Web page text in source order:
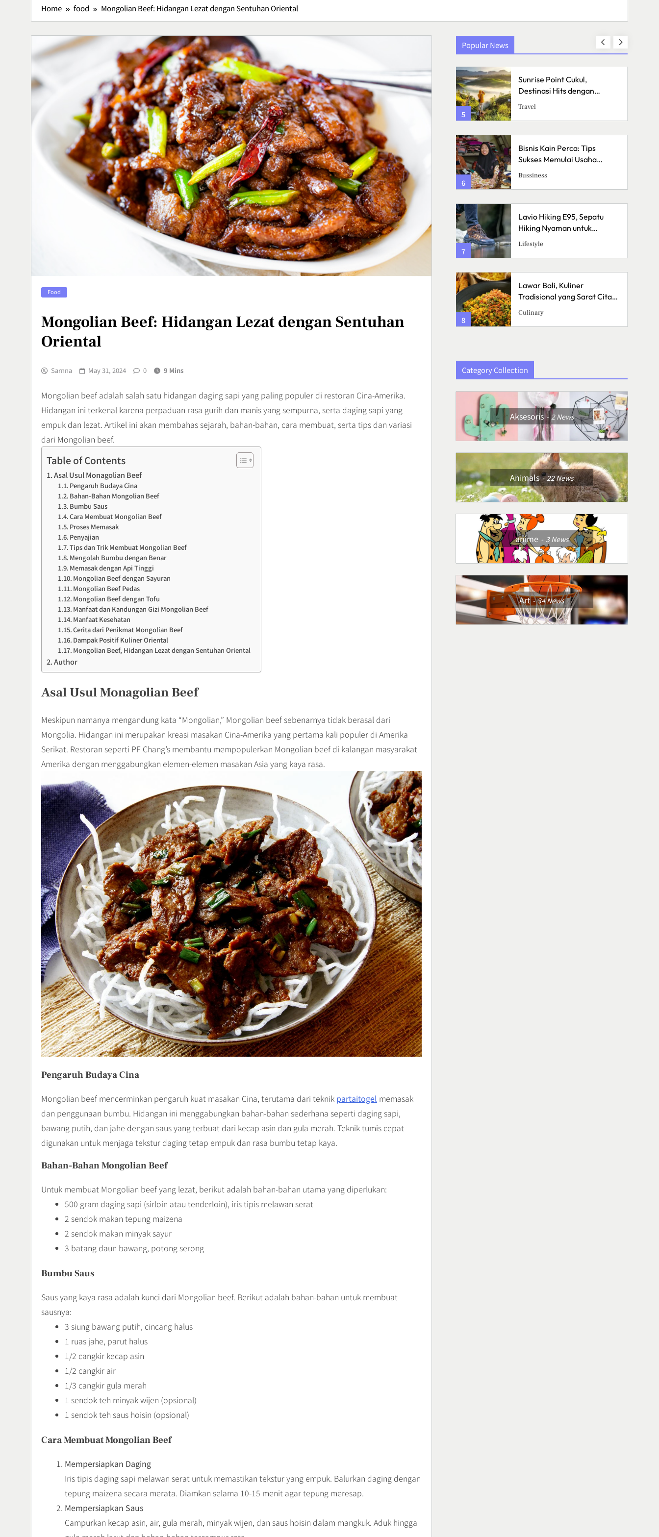
Home food Mongolian Beef: Hidangan Lezat dengan Sentuhan Oriental
Food
Mongolian Beef: Hidangan Lezat dengan Sentuhan
Oriental
Sarnna May 31, 2024 0 9 Mins
Mongolian beef adalah salah satu hidangan daging sapi yang paling populer di restoran Cina-Amerika.
Hidangan ini terkenal karena perpaduan rasa gurih dan manis yang sempurna, serta daging sapi yang
empuk dan lezat. Artikel ini akan membahas sejarah, bahan-bahan, cara membuat, serta tips dan variasi
dari Mongolian beef.
Table of Contents
Asal Usul Monagolian Beef
Pengaruh Budaya Cina
Bahan-Bahan Mongolian Beef
Bumbu Saus
Cara Membuat Mongolian Beef
Proses Memasak
Penyajian
Tips dan Trik Membuat Mongolian Beef
Mengolah Bumbu dengan Benar
Memasak dengan Api Tinggi
Mongolian Beef dengan Sayuran
Mongolian Beef Pedas
Mongolian Beef dengan Tofu
Manfaat dan Kandungan Gizi Mongolian Beef
Manfaat Kesehatan
Cerita dari Penikmat Mongolian Beef
Dampak Positif Kuliner Oriental
Mongolian Beef, Hidangan Lezat dengan Sentuhan Oriental
Author
Asal Usul Monagolian Beef
Meskipun namanya mengandung kata “Mongolian,” Mongolian beef sebenarnya tidak berasal dari
Mongolia. Hidangan ini merupakan kreasi masakan Cina-Amerika yang pertama kali populer di Amerika
Serikat. Restoran seperti PF Chang’s membantu mempopulerkan Mongolian beef di kalangan masyarakat
Amerika dengan menggabungkan elemen-elemen masakan Asia yang kaya rasa.
Pengaruh Budaya Cina
Mongolian beef mencerminkan pengaruh kuat masakan Cina, terutama dari teknik partaitogel memasak
dan penggunaan bumbu. Hidangan ini menggabungkan bahan-bahan sederhana seperti daging sapi,
bawang putih, dan jahe dengan saus yang terbuat dari kecap asin dan gula merah. Teknik tumis cepat
digunakan untuk menjaga tekstur daging tetap empuk dan rasa bumbu tetap kaya.
Bahan-Bahan Mongolian Beef
Untuk membuat Mongolian beef yang lezat, berikut adalah bahan-bahan utama yang diperlukan:
500 gram daging sapi (sirloin atau tenderloin), iris tipis melawan serat
2 sendok makan tepung maizena
2 sendok makan minyak sayur
3 batang daun bawang, potong serong
Bumbu Saus
Saus yang kaya rasa adalah kunci dari Mongolian beef. Berikut adalah bahan-bahan untuk membuat
sausnya:
3 siung bawang putih, cincang halus
1 ruas jahe, parut halus
1/2 cangkir kecap asin
1/2 cangkir air
1/3 cangkir gula merah
1 sendok teh minyak wijen (opsional)
1 sendok teh saus hoisin (opsional)
Cara Membuat Mongolian Beef
Mempersiapkan Daging
Iris tipis daging sapi melawan serat untuk memastikan tekstur yang empuk. Balurkan daging dengan
tepung maizena secara merata. Diamkan selama 10-15 menit agar tepung meresap.
Mempersiapkan Saus
Campurkan kecap asin, air, gula merah, minyak wijen, dan saus hoisin dalam mangkuk. Aduk hingga
Popular News
5
Sunrise Point Cukul,
Destinasi Hits dengan
Panorama Pagi
Travel
6
Bisnis Kain Perca: Tips
Sukses Memulai Usaha
Kerajinan Handmade
Bussiness
Lavio Hiking E95, Sepatu
Hiking Nyaman untuk
Petualangan
Lifestyle
8
1
Program TB Masih Sulit
Menjangkau Semua
Kalangan, Apa yang
Menghambat Upaya
Pemberantasan
Tuberkulosis?
Health
2
Pizza Sourdough, Perpaduan
Rasa Asam yang Mengubah
Cara Menikmati Pizza
Kuliner
3
Crispy Cheese Bombs,
Camilan Renyah dengan
Ledakan Keju yang Sulit
Ditolak
Kuliner
4
Selera
5
Sunrise Point Cukul,
Destinasi Hits dengan
Panorama Pagi
Travel
6
Bisnis Kain Perca: Tips
Sukses Memulai Usaha
Bussiness
7
Lavio Hiking E95, Sepatu
Hiking Nyaman untuk
Petualangan
Lifestyle
8
Lawar Bali, Kuliner
Tradisional yang Sarat Cita
Rasa
Culinary
Category Collection
Aksesoris 2News
Animals 22News
anime 3News
Art 34News